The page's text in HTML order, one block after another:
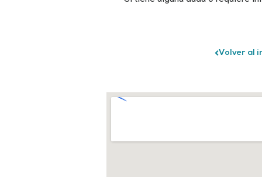
Volver al